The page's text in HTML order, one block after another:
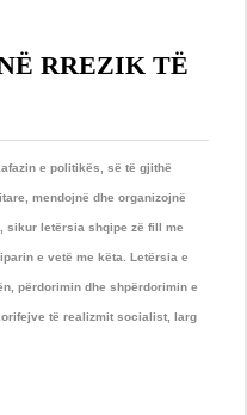
RREZIK TË
e politikës, së të gjithë
mendojnë dhe organizojnë
sikur letërsia shqipe zë fill me
e vetë me këta. Letërsia e
përdorimin dhe shpërdorimin e
të realizmit socialist, larg